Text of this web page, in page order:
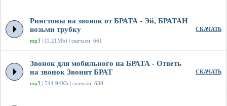
Рингтоны на звонок от БРАТА - Эй, БРАТАН
возьми трубку
mp3 | (1.21Mb) | скачали: 661
СКАЧАТЬ
Звонок для мобильного на БРАТА - Ответь
на звонок Звонит БРАТ
mp3 | 544.94Kb | скачали: 630
СКАЧАТЬ